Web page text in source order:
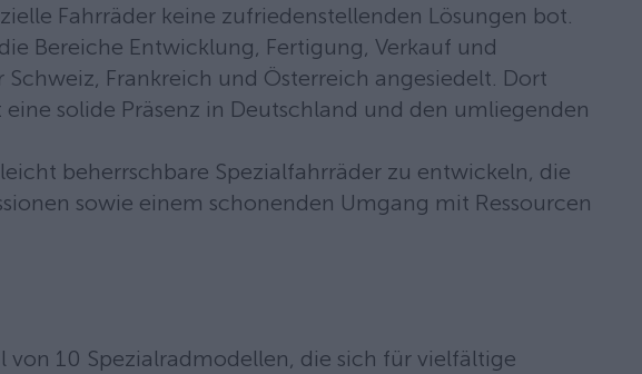
Fahrräder keine zufriedenstellenden Lösungen bot.
Bereiche Entwicklung, Fertigung, Verkauf und
Frankreich und Österreich angesiedelt. Dort
solide Präsenz in Deutschland und den umliegenden
beherrschbare Spezialfahrräder zu entwickeln, die
sowie einem schonenden Umgang mit Ressourcen
10 Spezialradmodellen, die sich für vielfältige